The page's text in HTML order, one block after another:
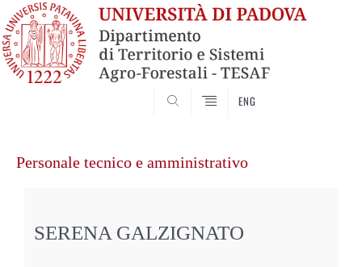
ENG
contenuto
Personale tecnico e amministrativo
SERENA GALZIGNATO